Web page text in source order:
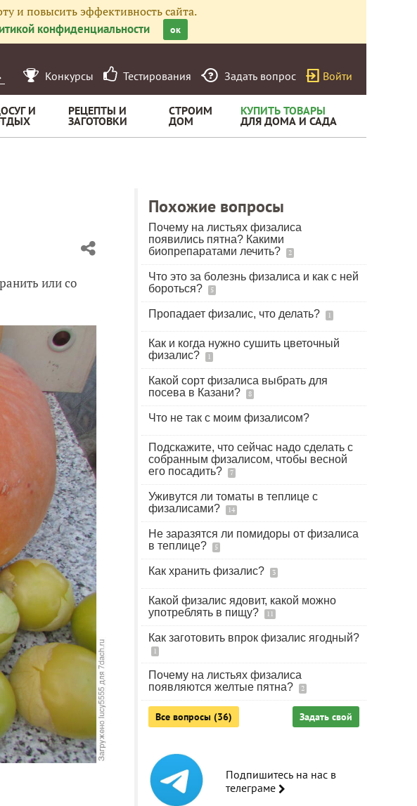
и повысить эффективность сайта.
конфиденциальности ок
Конкурсы Тестирования Задать вопрос Войти
И РЕЦЕПТЫ И
ЗАГОТОВКИ
СТРОИМ
ДОМ
КУПИТЬ ТОВАРЫ
ДЛЯ ДОМА И САДА
или со
Похожие вопросы
Почему на листьях физалиса
появились пятна? Какими
биопрепаратами лечить?
2
Что это за болезнь физалиса и как с ней
бороться?
5
Пропадает физалис, что делать? 1
Как и когда нужно сушить цветочный
физалис?
1
Какой сорт физалиса выбрать для
посева в Казани?
8
Что не так с моим физалисом?
Подскажите, что сейчас надо сделать с
собранным физалисом, чтобы весной
его посадить?
7
Уживутся ли томаты в теплице с
физалисами?
14
Не заразятся ли помидоры от физалиса
в теплице?
5
Как хранить физалис? 3
Какой физалис ядовит, какой можно
употреблять в пищу?
11
Как заготовить впрок физалис ягодный?
1
Почему на листьях физалиса
появляются желтые пятна?
2
Все вопросы (36) Задать свой
Подпишитесь на нас в
телеграме